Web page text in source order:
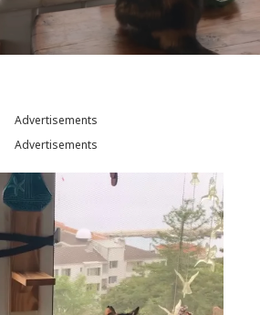
Advertisements
Advertisements